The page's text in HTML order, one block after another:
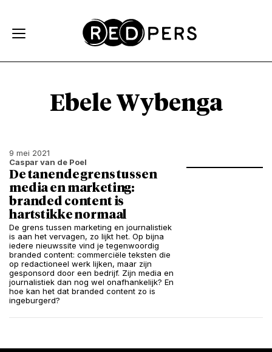
Ebele Wybenga
9 mei 2021
Caspar van de Poel
De tanende grens tussen
media en marketing:
branded content is
hartstikke normaal
De grens tussen marketing en journalistiek
is aan het vervagen, zo lijkt het. Op bijna
iedere nieuwssite vind je tegenwoordig
branded content: commerciële teksten die
op redactioneel werk lijken, maar zijn
gesponsord door een bedrijf. Zijn media en
journalistiek dan nog wel onafhankelijk? En
hoe kan het dat branded content zo is
ingeburgerd?